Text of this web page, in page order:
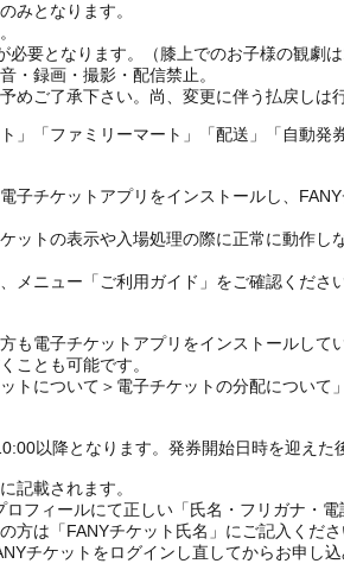
みとなります。
要となります。（膝上でのお子様の観劇は
・録画・撮影・配信禁止。
「ファミリーマート」「配送」「自動発
子チケットアプリをインストールし、
ットの表示や入場処理の際に正常に動作
ニュー「ご利用ガイド」をご確認ください
も電子チケットアプリをインストールして
ことも可能です。
について＞電子チケットの分配について
以降となります。発券開始日時を迎えた
記載されます。
フィールにて正しい「氏名・フリガナ・
方は「FANYチケット氏名」にご記入くださ
チケットをログインし直してからお申し